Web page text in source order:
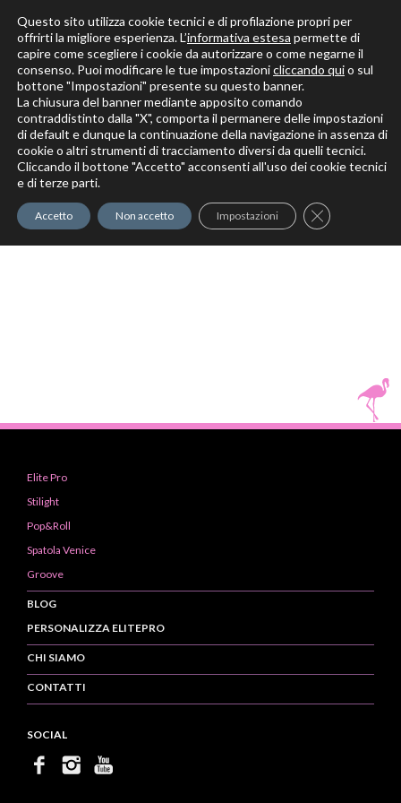
Solo per veri decoratori
Elite Pro
Elite Pro
Stilight
Pop&Roll
Spatola Venice
Groove
BLOG
PERSONALIZZA ELITEPRO
CHI SIAMO
CONTATTI
SOCIAL
Questo sito utilizza cookie tecnici e di profilazione propri per
offrirti la migliore esperienza. L’informativa estesa permette di
capire come scegliere i cookie da autorizzare o come negarne il
consenso. Puoi modificare le tue impostazionicliccando quio sul
bottone "Impostazioni" presente su questo banner.
La chiusura del banner mediante apposito comando
contraddistinto dalla "X", comporta il permanere delle impostazioni
di default e dunque la continuazione della navigazione in assenza di
cookie o altri strumenti di tracciamento diversi da quelli tecnici.
Cliccando il bottone "Accetto" acconsenti all'uso dei cookie tecnici
e di terze parti.
Accetto Non accetto Impostazioni Close GDPR